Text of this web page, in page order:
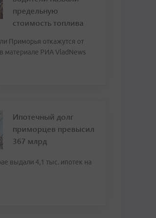
предельную
стоимость топлива
Приморья откажутся от
материале РИА VladNews
Ипотечный долг
приморцев превысил
367 млрд
выдали 4,1 тыс. ипотек на